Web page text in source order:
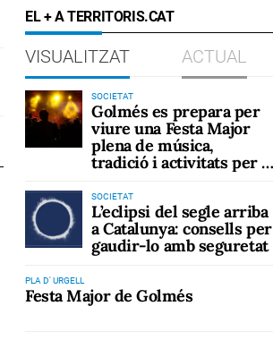
EL + A TERRITORIS.CAT
VISUALITZAT ACTUAL
SOCIETAT
Golmés es prepara per
viure una Festa Major
plena de música,
tradició i activitats per a
SOCIETAT
L’eclipsi del segle arriba
a Catalunya: consells per
gaudir-lo amb seguretat
PLA D' URGELL
Festa Major de Golmés